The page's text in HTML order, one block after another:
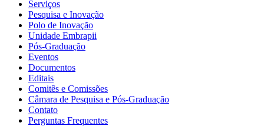
Serviços
Pesquisa e Inovação
Polo de Inovação
Unidade Embrapii
Pós-Graduação
Eventos
Documentos
Editais
Comitês e Comissões
Câmara de Pesquisa e Pós-Graduação
Contato
Perguntas Frequentes